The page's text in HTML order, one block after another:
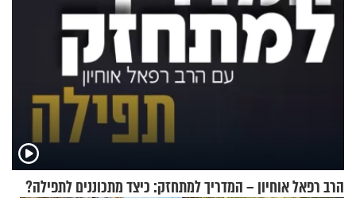
הרב רפאל אוחיון – המדריך למתחזק: כיצד מתכוננים לתפילה?